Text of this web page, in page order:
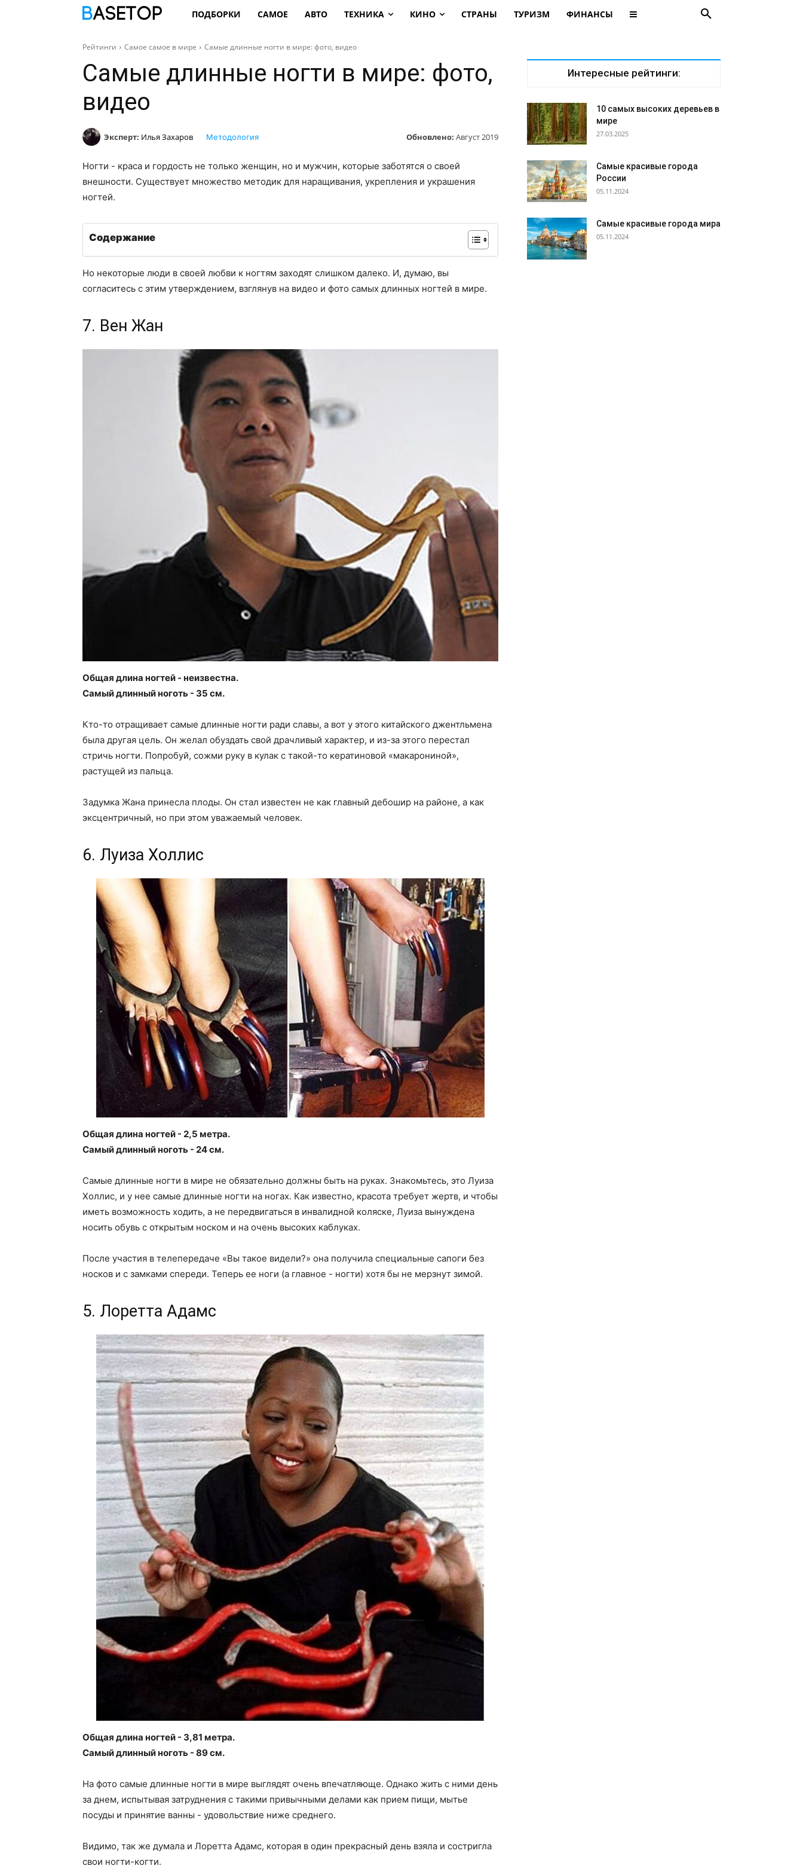
ПОДБОРКИ САМОЕ АВТО ТЕХНИКА КИНО СТРАНЫ ТУРИЗМ ФИНАНСЫ
Рейтинги Самое самое в мире Самые длинные ногти в мире: фото, видео
Самые длинные ногти в мире: фото,
видео
Эксперт: Илья Захаров Обновлено: Август 2019
Методология
Ногти - краса и гордость не только женщин, но и мужчин, которые заботятся о своей
внешности. Существует множество методик для наращивания, укрепления и украшения
ногтей.
Содержание
Но некоторые люди в своей любви к ногтям заходят слишком далеко. И, думаю, вы
согласитесь с этим утверждением, взглянув на видео и фото самых длинных ногтей в мире.
7. Вен Жан
Общая длина ногтей - неизвестна.
Самый длинный ноготь - 35 см.
Кто-то отращивает самые длинные ногти ради славы, а вот у этого китайского джентльмена
была другая цель. Он желал обуздать свой драчливый характер, и из-за этого перестал
стричь ногти. Попробуй, сожми руку в кулак с такой-то кератиновой «макарониной»,
растущей из пальца.
Задумка Жана принесла плоды. Он стал известен не как главный дебошир на районе, а как
эксцентричный, но при этом уважаемый человек.
6. Луиза Холлис
Общая длина ногтей - 2,5 метра.
Самый длинный ноготь - 24 см.
Самые длинные ногти в мире не обязательно должны быть на руках. Знакомьтесь, это Луиза
Холлис, и у нее самые длинные ногти на ногах. Как известно, красота требует жертв, и чтобы
иметь возможность ходить, а не передвигаться в инвалидной коляске, Луиза вынуждена
носить обувь с открытым носком и на очень высоких каблуках.
После участия в телепередаче «Вы такое видели?» она получила специальные сапоги без
носков и с замками спереди. Теперь ее ноги (а главное - ногти) хотя бы не мерзнут зимой.
5. Лоретта Адамс
Общая длина ногтей - 3,81 метра.
Самый длинный ноготь - 89 см.
На фото самые длинные ногти в мире выглядят очень впечатляюще. Однако жить с ними день
за днем, испытывая затруднения с такими привычными делами как прием пищи, мытье
посуды и принятие ванны - удовольствие ниже среднего.
Видимо, так же думала и Лоретта Адамс, которая в один прекрасный день взяла и состригла
свои ногти-когти.
Интересные рейтинги:
10 самых высоких деревьев в
мире
27.03.2025
Самые красивые города
России
05.11.2024
Самые красивые города мира
05.11.2024